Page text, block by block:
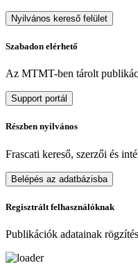
Nyilvános kereső felület
Szabadon elérhető
Az MTMT-ben tárolt
Support portál
Részben nyilvános
Frascati kereső, szerzői és
Belépés az adatbázisba
Regisztrált felhasználóknak
Publikációk adatainak